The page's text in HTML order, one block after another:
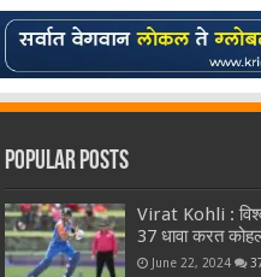
Popular Posts
Virat Kohli :
37 धावा करत
June 22, 2024